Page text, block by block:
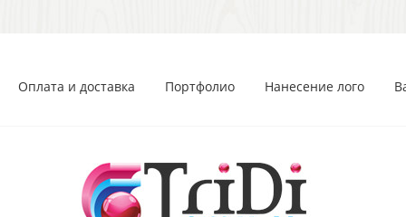
Оплата и доставка Портфолио Нанесение лого